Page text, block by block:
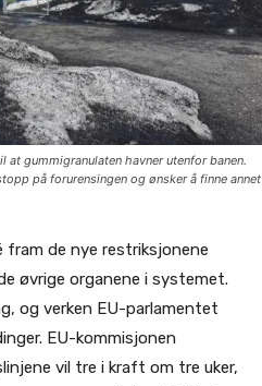
gummigranulaten havner utenfor banen.
på forurensingen og ønsker å finne annet
de nye restriksjonene
øvrige organene i systemet.
og verken EU-parlamentet
EU-kommisjonen
vil tre i kraft om tre uker,